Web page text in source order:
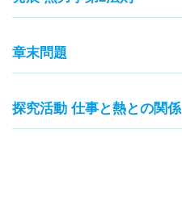
章末問題
探究活動 仕事と熱との関係